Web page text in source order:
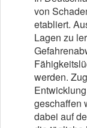
von
etabliert.
Lagen zu
werden.
geschaffen
dabei auf